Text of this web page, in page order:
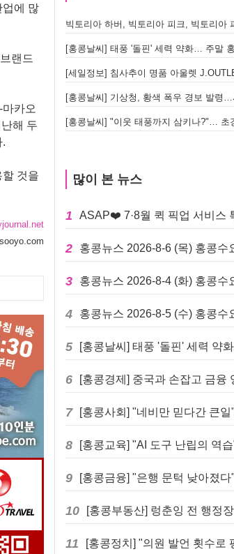
업에 많
랜드
카오
해 두
.
것을
[홍콩날씨] 태풍 '돌핀' 세력 약화… 주말
[세일정보] 침사추이 명품 아울렛
[홍콩날씨] 기상청, 황색 폭우 경보 발령
[홍콩날씨] "이웃 태풍까지 삼키나?"… 초
많이 본 뉴스
1 ASAP❤️ 7·8월 퀵 픽업 서비스
2 홍콩뉴스 2026-8-6 (목) 홍콩수
3 홍콩뉴스 2026-8-4 (화) 홍콩수
4 홍콩뉴스 2026-8-5 (수) 홍콩수
5 [홍콩날씨] 태풍 '돌핀' 세력 약
6 [홍콩경제] 중국과 손잡고 금융
7
8
9
10
11